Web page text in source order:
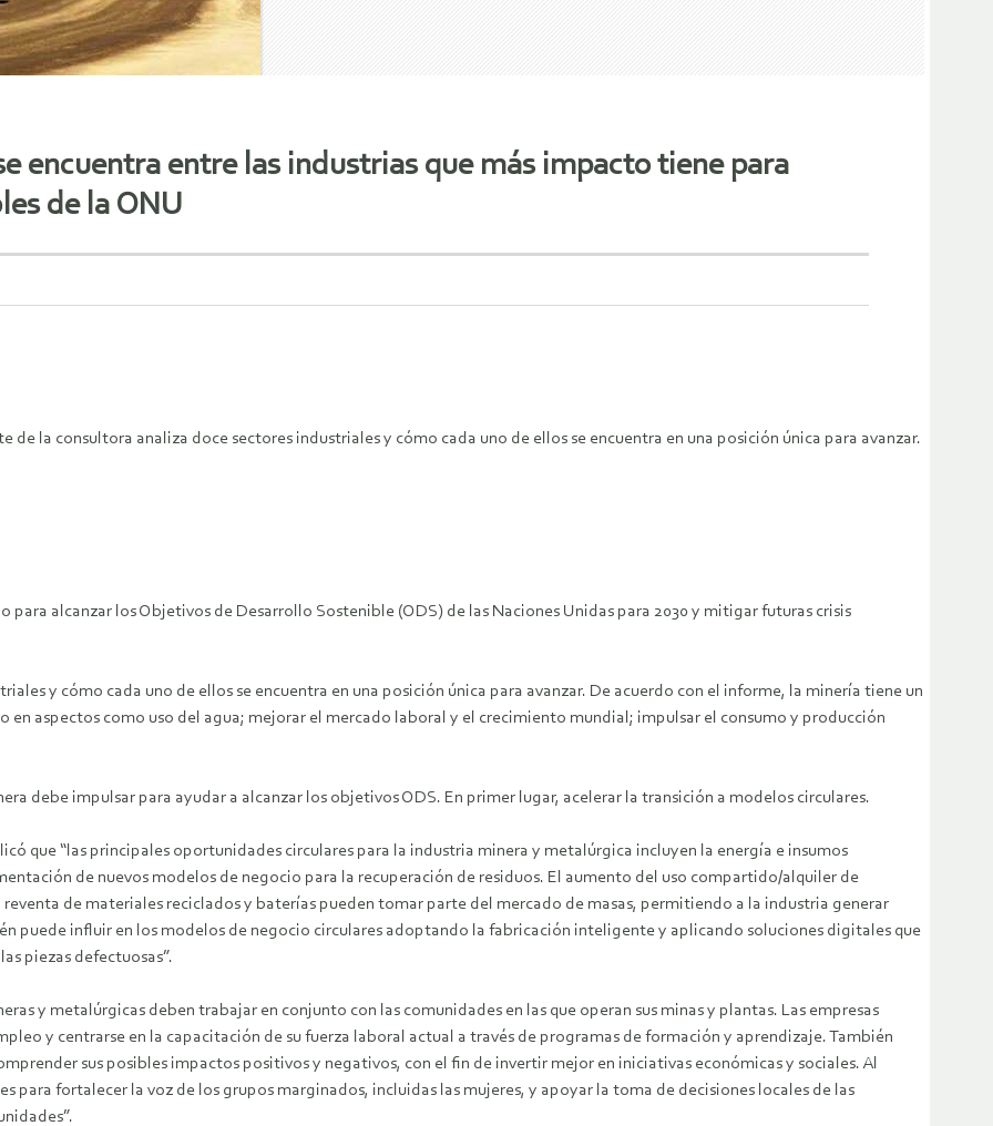
encuentra entre las industrias que más impacto tiene para
de la ONU
de la consultora analiza doce sectores industriales y cómo cada uno de ellos se encuentra en una posición única para avanzar.
alcanzar los Objetivos de Desarrollo Sostenible (ODS) de las Naciones Unidas para 2030 y mitigar futuras crisis
y cómo cada uno de ellos se encuentra en una posición única para avanzar. De acuerdo con el informe, la minería tiene un
aspectos como uso del agua; mejorar el mercado laboral y el crecimiento mundial; impulsar el consumo y producción
debe impulsar para ayudar a alcanzar los objetivos ODS. En primer lugar, acelerar la transición a modelos circulares.
que “las principales oportunidades circulares para la industria minera y metalúrgica incluyen la energía e insumos
de nuevos modelos de negocio para la recuperación de residuos. El aumento del uso compartido/alquiler de
de materiales reciclados y baterías pueden tomar parte del mercado de masas, permitiendo a la industria generar
puede influir en los modelos de negocio circulares adoptando la fabricación inteligente y aplicando soluciones digitales que
piezas defectuosas”.
y metalúrgicas deben trabajar en conjunto con las comunidades en las que operan sus minas y plantas. Las empresas
y centrarse en la capacitación de su fuerza laboral actual a través de programas de formación y aprendizaje. También
sus posibles impactos positivos y negativos, con el fin de invertir mejor en iniciativas económicas y sociales. Al
para fortalecer la voz de los grupos marginados, incluidas las mujeres, y apoyar la toma de decisiones locales de las